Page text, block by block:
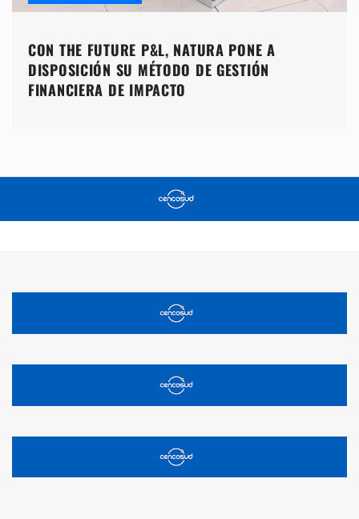
CON THE FUTURE P&L, NATURA PONE A
DISPOSICIÓN SU MÉTODO DE GESTIÓN
FINANCIERA DE IMPACTO